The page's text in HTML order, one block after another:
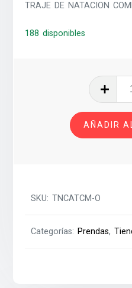
TRAJE DE NATACION
188 disponibles
AÑADIR
SKU:TNCATCM-O
Categorías: Prendas,